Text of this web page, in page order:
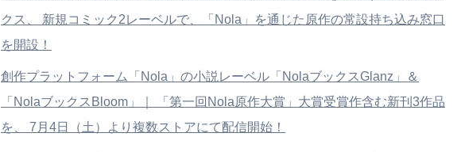
クス、 新規コミック2レーベルで、「Nola」を通じた原作の常設持ち込み窓口
を開設！
創作プラットフォーム「Nola」の小説レーベル「NolaブックスGlanz」＆
「NolaブックスBloom」｜ 「第一回Nola原作大賞」大賞受賞作含む新刊3作品
を、 7月4日（土）より複数ストアにて配信開始！